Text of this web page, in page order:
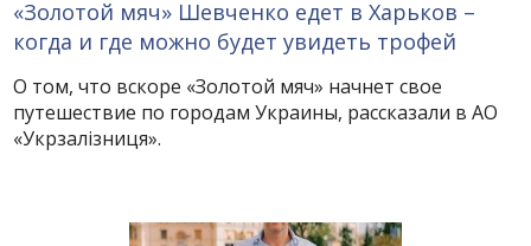
«Золотой мяч» Шевченко едет в Харьков –
когда и где можно будет увидеть трофей
О том, что вскоре «Золотой мяч» начнет свое
путешествие по городам Украины, рассказали в АО
«Укрзалізниця».